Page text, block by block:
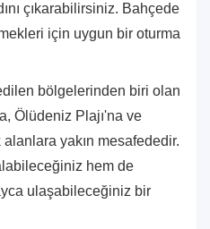
çıkarabilirsiniz. Bahçede
için uygun bir oturma
bölgelerinden biri olan
Ölüdeniz Plajı'na ve
yakın mesafededir.
hem de
ulaşabileceğiniz bir